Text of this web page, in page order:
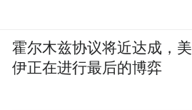
霍尔木兹协议将近达成，美
伊正在进行最后的博弈